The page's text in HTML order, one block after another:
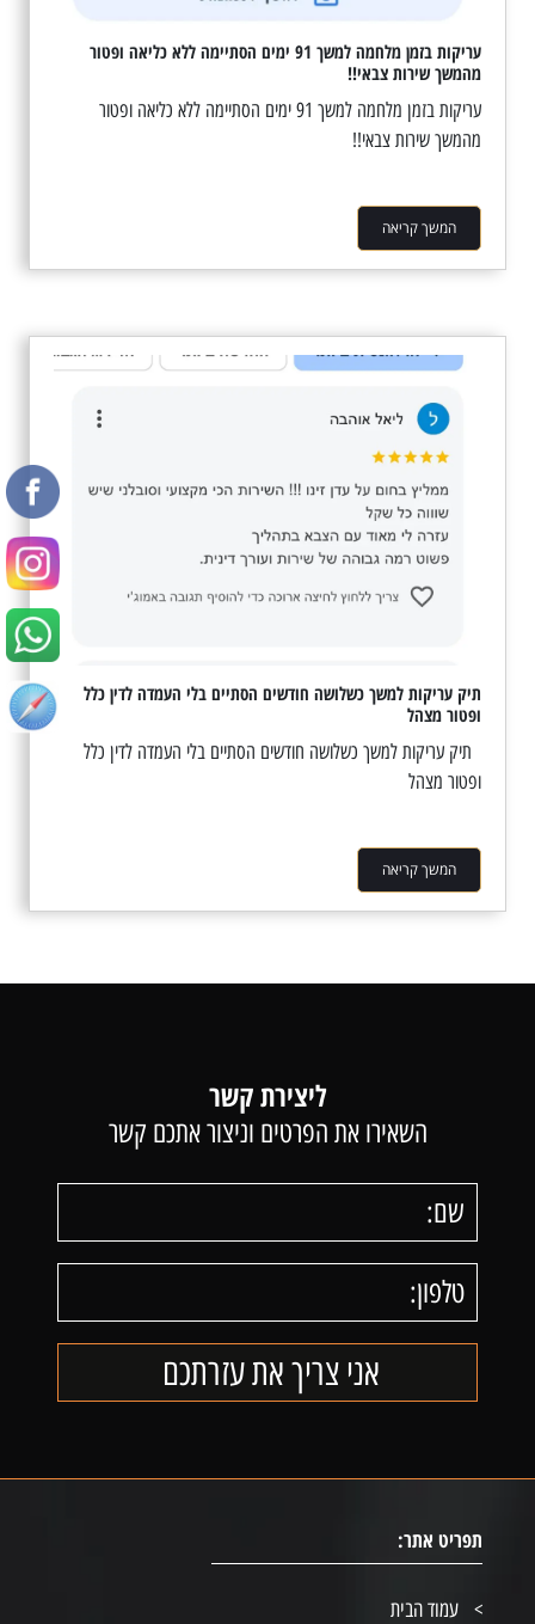
עריקות בזמן מלחמה למשך 91 ימים הסתיימה ללא כליאה ופטור
מהמשך שירות צבאי!!
עריקות בזמן מלחמה למשך 91 ימים הסתיימה ללא כליאה ופטור
מהמשך שירות צבאי!!
המשך קריאה
תיק עריקות למשך כשלושה חודשים הסתיים בלי העמדה לדין כלל
ופטור מצהל
תיק עריקות למשך כשלושה חודשים הסתיים בלי העמדה לדין כלל
ופטור מצהל
המשך קריאה
ליצירת קשר
השאירו את הפרטים וניצור אתכם קשר
תפריט אתר:
עמוד הבית